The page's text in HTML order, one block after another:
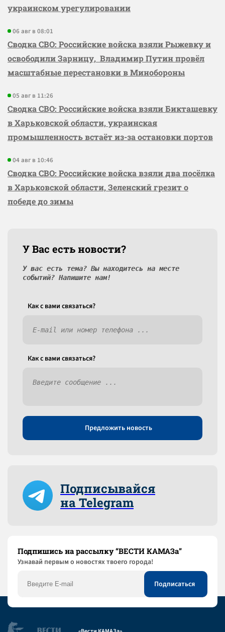
украинском урегулировании
06 авг в 08:01
Сводка СВО: Российские войска взяли Рыжевку и
освободили Зарницу, Владимир Путин провёл
масштабные перестановки в Минобороны
05 авг в 11:26
Сводка СВО: Российские войска взяли Бикташевку
в Харьковской области, украинская
промышленность встаёт из-за остановки портов
04 авг в 10:46
Сводка СВО: Российские войска взяли два посёлка
в Харьковской области, Зеленский грезит о
победе до зимы
У Вас есть новости?
У вас есть тема? Вы находитесь на месте
событий? Напишите нам!
Как c вами связаться?
Как c вами связаться?
Предложить новость
Подписывайся
на Telegram
Подпишись на рассылку “ВЕСТИ КАМАЗа”
Узнaвай первым о новостях твоего города!